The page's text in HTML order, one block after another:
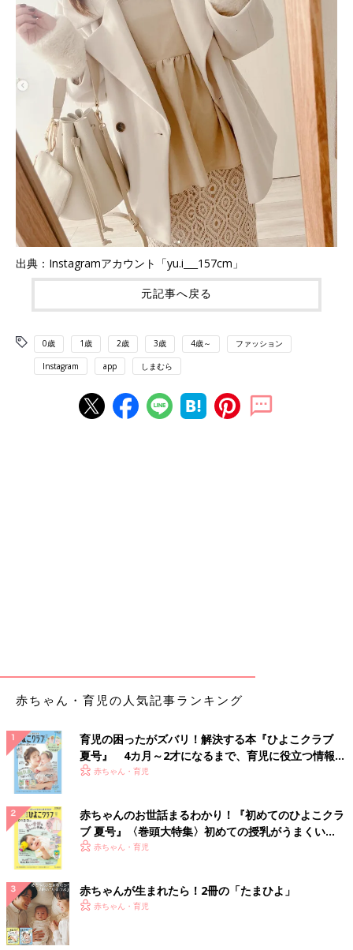
出典：Instagramアカウント「yu.i___157cm」
元記事へ戻る
0歳 1歳 2歳 3歳 4歳～ ファッション
Instagram app しまむら
赤ちゃん・育児の人気記事ランキング
育児の困ったがズバリ！解決する本『ひよこクラブ
夏号』 4カ月～2才になるまで、育児に役立つ情報が
いっぱい！
赤ちゃん・育児
赤ちゃんのお世話まるわかり！『初めてのひよこクラ
ブ 夏号』〈巻頭大特集〉初めての授乳がうまくい
く！ おっぱい・ミルクの基本と夏のトラブル 解決テ
赤ちゃん・育児
赤ちゃんが生まれたら！2冊の「たまひよ」
赤ちゃん・育児